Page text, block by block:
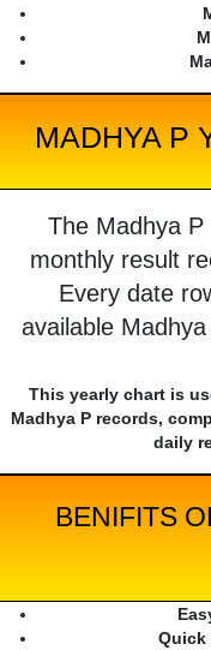
MADHYA P
The Madhya
monthly result
Every date
available
This yearly chart is
Madhya P records,
daily
BENIFITS
Quick